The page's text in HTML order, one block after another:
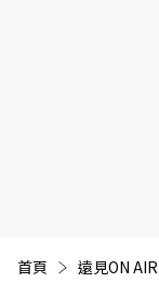
首頁 遠見ON AIR